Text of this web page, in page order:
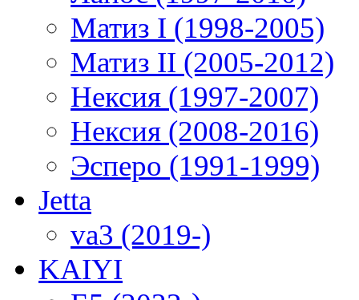
Матиз I (1998-2005)
Матиз II (2005-2012)
Нексия (1997-2007)
Нексия (2008-2016)
Эсперо (1991-1999)
Jetta
va3 (2019-)
KAIYI